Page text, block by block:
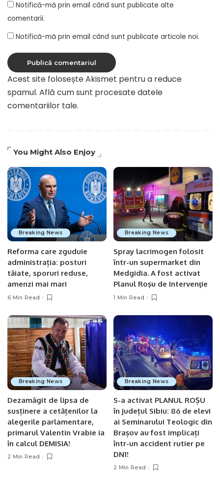
Notifică-mă prin email când sunt publicate alte
comentarii.
Notifică-mă prin email când sunt publicate articole noi.
Acest site folosește Akismet pentru a reduce
spamul. Află cum sunt procesate datele
comentariilor tale.
You Might Also Enjoy
Breaking News
Reforma care zguduie
administrația: posturi
tăiate, sporuri reduse,
amenzi mai mari
6 Min Read
Breaking News
Spray lacrimogen folosit
într-un supermarket din
Medgidia. A fost activat
Planul Roşu de Intervenţie
1 Min Read
Breaking News
Dezamăgit de lipsa de
susținere a cetățenilor la
alegerile parlamentare,
primarul Valentin Vrabie ia
în calcul DEMISIA!
2 Min Read
Breaking News
S-a activat PLANUL ROȘU
în județul Sibiu: 86 de elevi
ai Seminarului Teologic din
Brașov au fost implicați
într-un accident rutier pe
DN1!
2 Min Read